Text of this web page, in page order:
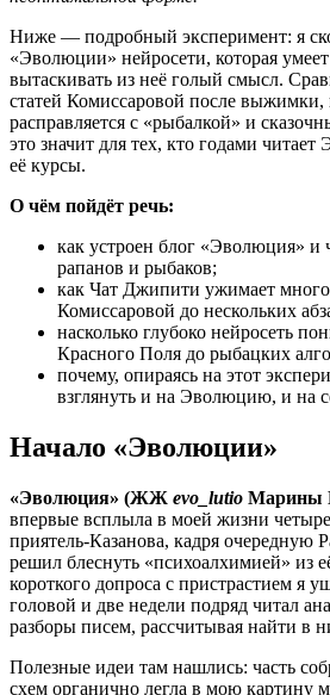
Ниже — подробный эксперимент: я
«Эволюции» нейросети, которая
вытаскивать из неё голый смысл.
статей Комиссаровой после
расправляется с «рыбалкой» и
это значит для тех, кто годами
её курсы.
О чём пойдёт речь:
как устроен блог «Эволюция» и
рапанов и рыбаков;
как Чат Джипити ужимает
Комиссаровой до нескольких
насколько глубоко нейросеть
Красного Поля до рыбацких
почему, опираясь на этот
взглянуть и на Эволюцию, и на
Начало «Эволюции»
«Эволюция» (ЖЖ evo_lutio Марины
впервые всплыла в моей жизни четыре
приятель-Казанова, кадря очередную
решил блеснуть «психоалхимией» из
короткого допроса с пристрастием я
головой и две недели подряд читал
разборы писем, рассчитывая найти в
Полезные идеи там нашлись: часть
схем органично легла в мою картину